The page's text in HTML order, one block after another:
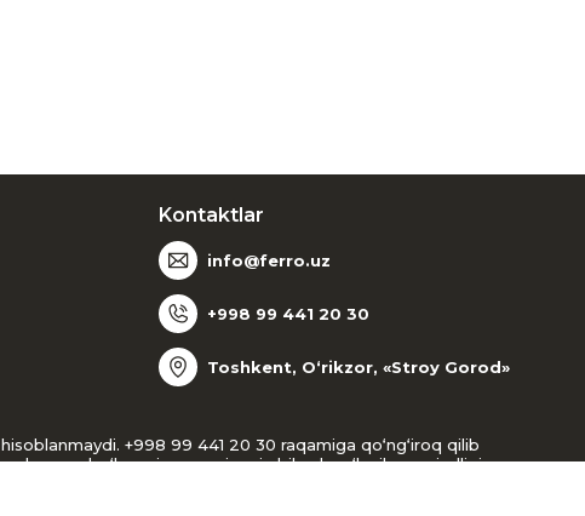
Kontaktlar
info@ferro.uz
+998 99 441 20 30
Toshkent, O‘rikzor, «Stroy Gorod»
+998 99 441 20 30 raqamiga qo‘ng‘iroq qilib
bergan bo‘lsangiz, menejer siz bilan bog‘lanib, mavjudligi va